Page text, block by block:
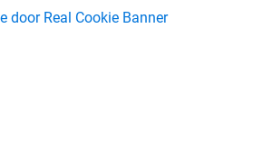
door Real Cookie Banner